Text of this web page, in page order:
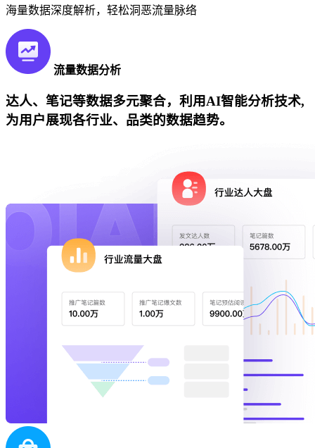
海量数据深度解析，轻松洞恶流量脉络
流量数据分析
达人、笔记等数据多元聚合，利用AI智能分析技术,
为用户展现各行业、品类的数据趋势。